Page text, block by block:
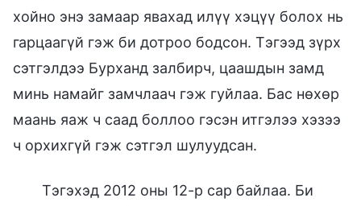
хойно энэ замаар явахад илүү хэцүү болох нь
гарцаагүй гэж би дотроо бодсон. Тэгээд зүрх
сэтгэлдээ Бурханд залбирч, цаашдын замд
минь намайг замчлаач гэж гуйлаа. Бас нөхөр
маань яаж ч саад боллоо гэсэн итгэлээ хэзээ
ч орхихгүй гэж сэтгэл шулуудсан.
Тэгэхэд 2012 оны 12-р сар байлаа. Би